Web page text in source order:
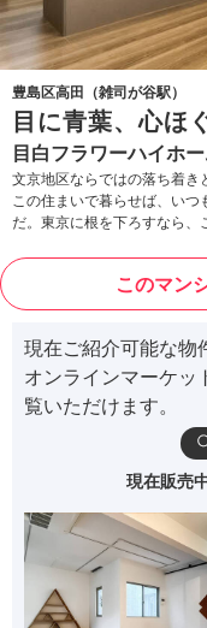
豊島区高田（雑司が谷駅）
目に青葉、心ほ
目白フラワーハイホ
文京地区ならではの落ち着き
この住まいで暮らせば、い
だ。東京に根を下ろすなら、
このマン
現在ご紹介可能な物
オンラインマーケッ
覧いただけます。
現在販売